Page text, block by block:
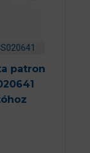
patron